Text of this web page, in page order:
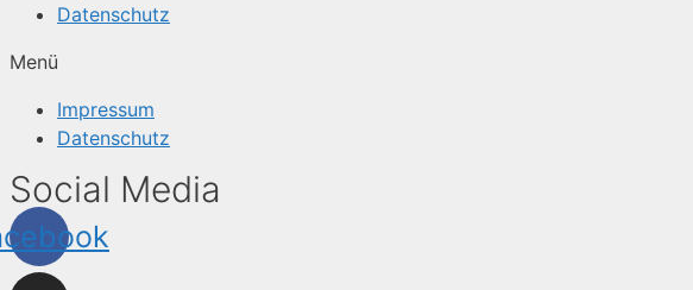
Datenschutz
Menü
Impressum
Datenschutz
Social Media